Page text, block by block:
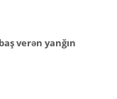
verən yanğın